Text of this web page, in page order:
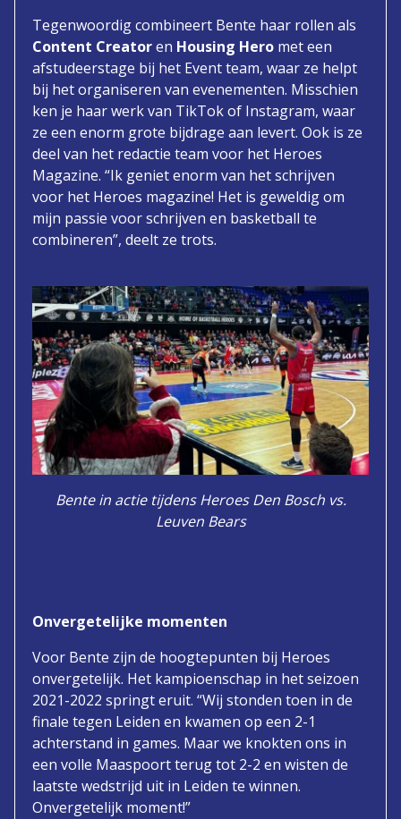
Tegenwoordig combineert Bente haar rollen als
Content Creatoren Housing Hero met een
afstudeerstage bij het Event team, waar ze helpt
bij het organiseren van evenementen. Misschien
ken je haar werk van TikTok of Instagram, waar
ze een enorm grote bijdrage aan levert. Ook is ze
deel van het redactie team voor het Heroes
Magazine. “Ik geniet enorm van het schrijven
voor het Heroes magazine! Het is geweldig om
mijn passie voor schrijven en basketball te
combineren”, deelt ze trots.
Bente in actie tijdens Heroes Den Bosch vs.
Leuven Bears
Onvergetelijke momenten
Voor Bente zijn de hoogtepunten bij Heroes
onvergetelijk. Het kampioenschap in het seizoen
2021-2022 springt eruit. “Wij stonden toen in de
finale tegen Leiden en kwamen op een 2-1
achterstand in games. Maar we knokten ons in
een volle Maaspoort terug tot 2-2 en wisten de
laatste wedstrijd uit in Leiden te winnen.
Onvergetelijk moment!”